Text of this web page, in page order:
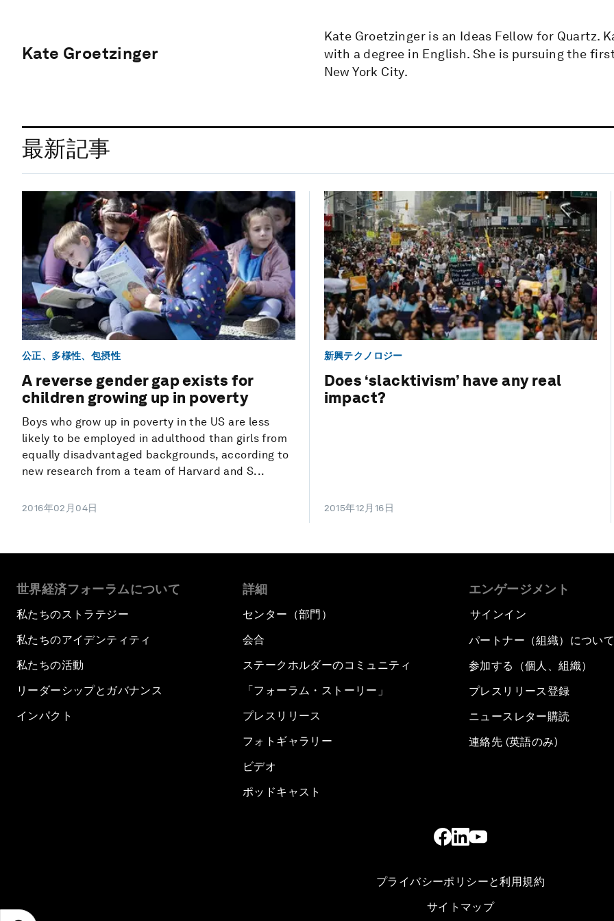
Kate Groetzinger
Kate Groetzinger is an Ideas Fellow for Quartz.
with a degree in English. She is pursuing the
New York City.
最新記事
公正、多様性、包摂性
A reverse gender gap exists for
children growing up in poverty
Boys who grow up in poverty in the US are less
likely to be employed in adulthood than girls from
equally disadvantaged backgrounds, according to
new research from a team of Harvard and S...
2016年02月04日
新興テクノロジー
Does ‘slacktivism’ have any real
impact?
2015年12月16日
世界経済フォーラムについて
私たちのストラテジー
私たちのアイデンティティ
私たちの活動
リーダーシップとガバナンス
インパクト
詳細
センター（部門）
会合
ステークホルダーのコミュニティ
「フォーラム・ストーリー」
プレスリリース
フォトギャラリー
ビデオ
ポッドキャスト
エンゲージメント
サインイン
パートナー（組織）につい
参加する（個人、組織）
プレスリリース登録
ニュースレター購読
連絡先 (英語のみ)
プライバシーポリシーと利用規約
サイトマップ